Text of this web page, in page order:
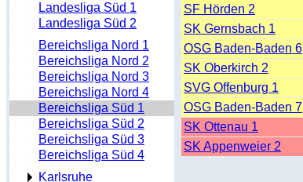
Landesliga Süd 1
Landesliga Süd 2
Bereichsliga Nord 1
Bereichsliga Nord 2
Bereichsliga Nord 3
Bereichsliga Nord 4
Bereichsliga Süd 1
Bereichsliga Süd 2
Bereichsliga Süd 3
Bereichsliga Süd 4
Karlsruhe
SF Hörden 2
SK Gernsbach 1
OSG Baden-Baden 6
SK Oberkirch 2
SVG Offenburg 1
OSG Baden-Baden 7
SK Ottenau 1
SK Appenweier 2